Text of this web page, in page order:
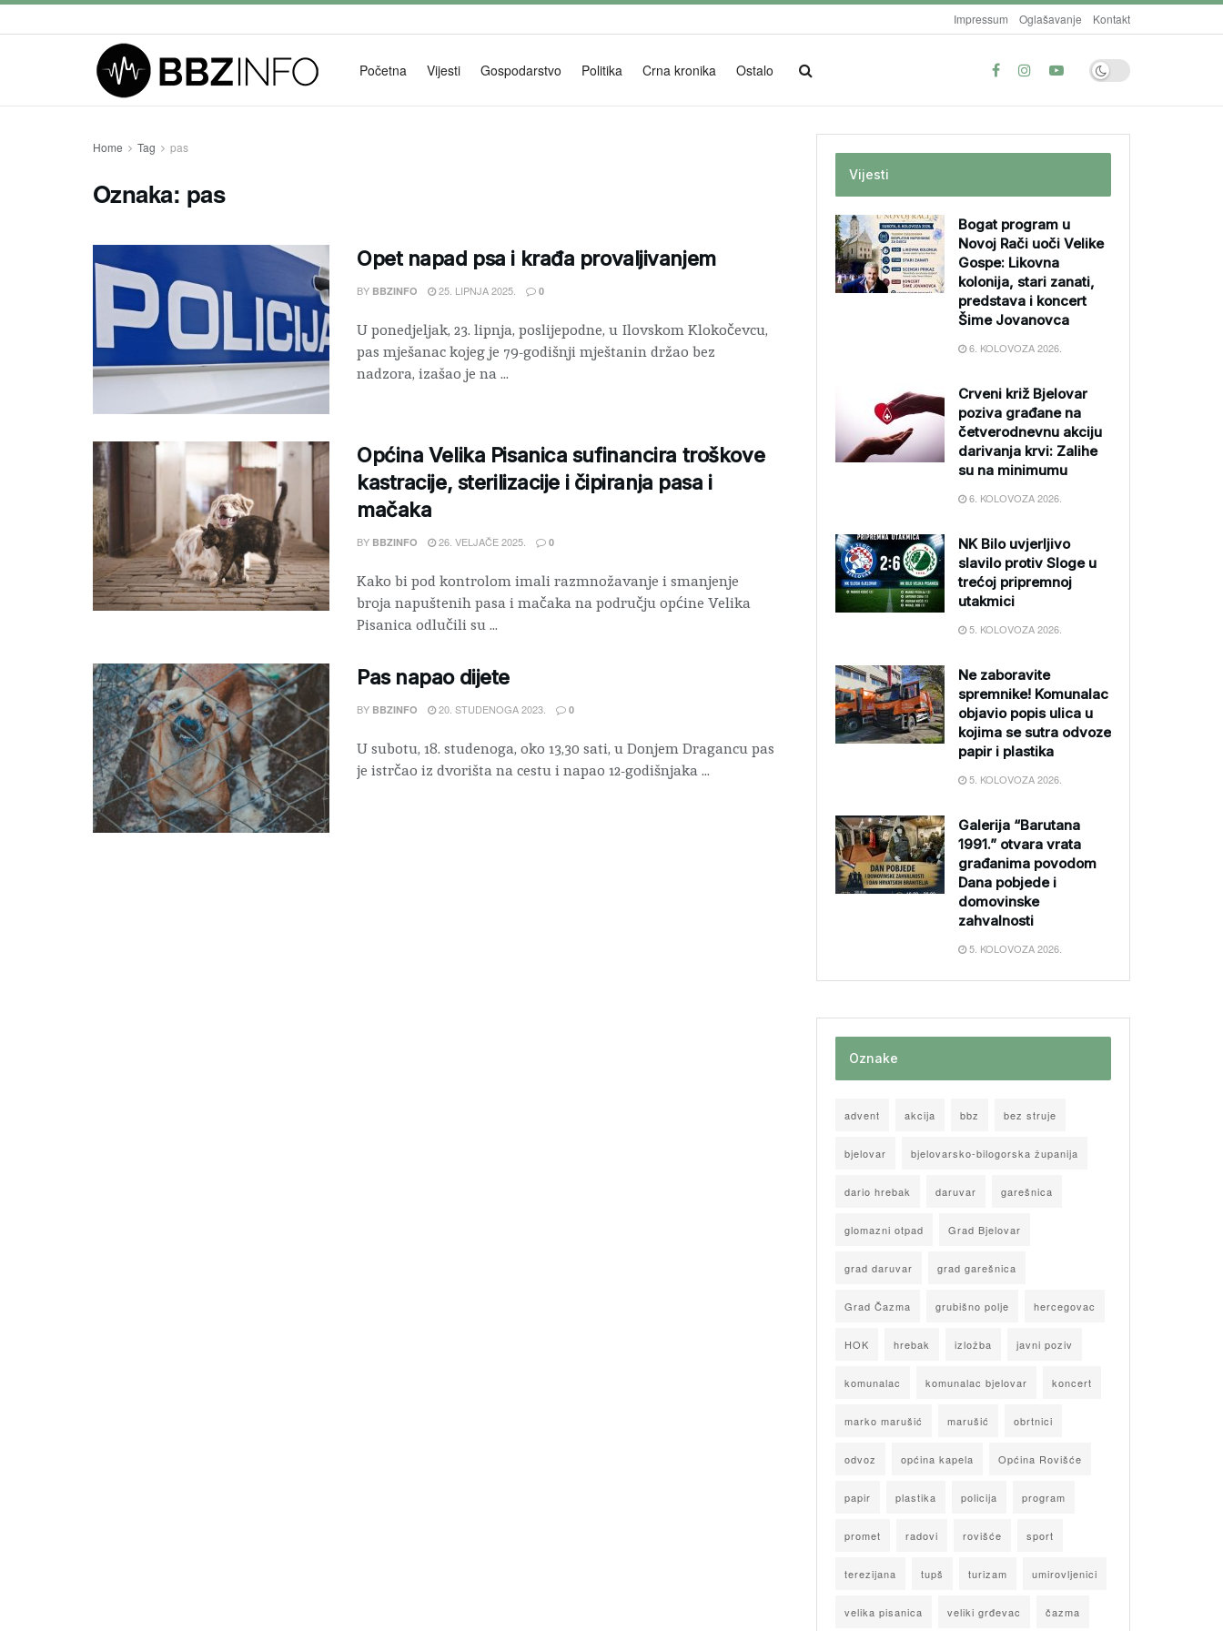
Impressum Oglašavanje Kontakt
Početna Vijesti Gospodarstvo Politika Crna kronika Ostalo
Home Tag pas
Oznaka: pas
Opet napad psa i krađa provaljivanjem
BY BBZINFO 25. LIPNJA 2025. 0
U ponedjeljak, 23. lipnja, poslijepodne, u Ilovskom Klokočevcu,
pas mješanac kojeg je 79-godišnji mještanin držao bez
nadzora, izašao je na ...
Općina Velika Pisanica sufinancira troškove
kastracije, sterilizacije i čipiranja pasa i
mačaka
BY BBZINFO 26. VELJAČE 2025. 0
Kako bi pod kontrolom imali razmnožavanje i smanjenje
broja napuštenih pasa i mačaka na području općine Velika
Pisanica odlučili su ...
Pas napao dijete
BY BBZINFO 20. STUDENOGA 2023. 0
U subotu, 18. studenoga, oko 13,30 sati, u Donjem Dragancu pas
je istrčao iz dvorišta na cestu i napao 12-godišnjaka ...
Vijesti
Bogat program u
Novoj Rači uoči Velike
Gospe: Likovna
kolonija, stari zanati,
predstava i koncert
Šime Jovanovca
6. KOLOVOZA 2026.
Crveni križ Bjelovar
poziva građane na
četverodnevnu akciju
darivanja krvi: Zalihe
su na minimumu
6. KOLOVOZA 2026.
NK Bilo uvjerljivo
slavilo protiv Sloge u
trećoj pripremnoj
utakmici
5. KOLOVOZA 2026.
Ne zaboravite
spremnike! Komunalac
objavio popis ulica u
kojima se sutra odvoze
papir i plastika
5. KOLOVOZA 2026.
Galerija “Barutana
1991.” otvara vrata
građanima povodom
Dana pobjede i
domovinske
zahvalnosti
5. KOLOVOZA 2026.
Oznake
advent akcija bbz bez struje
bjelovar bjelovarsko-bilogorska županija
dario hrebak daruvar garešnica
glomazni otpad Grad Bjelovar
grad daruvar grad garešnica
Grad Čazma grubišno polje hercegovac
HOK hrebak izložba javni poziv
komunalac komunalac bjelovar koncert
marko marušić marušić obrtnici
odvoz općina kapela Općina Rovišće
papir plastika policija program
promet radovi rovišće sport
terezijana tupš turizam umirovljenici
velika pisanica veliki grđevac čazma